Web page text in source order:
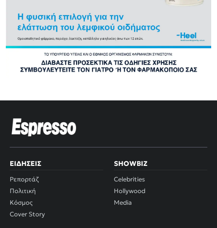
ΕΙΔΉΣΕΙΣ
Ρεπορτάζ
Πολιτική
Κόσμος
Cover Story
SHOWBIZ
Celebrities
Hollywood
Media